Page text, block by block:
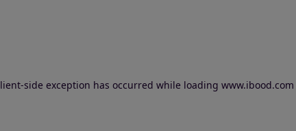
side exception has occurred while loading www.ibood.com